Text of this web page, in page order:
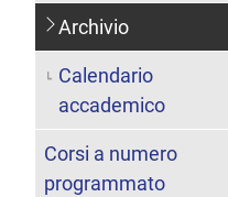
Archivio
Calendario
accademico
Corsi a numero
programmato